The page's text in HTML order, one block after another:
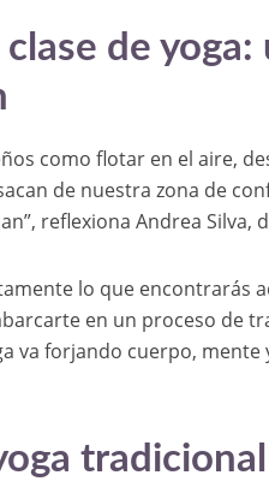
de
como flotar en el aire,
de nuestra zona de
reflexiona Andrea Silva,
lo que encontrarás
en un proceso de
va forjando cuerpo,